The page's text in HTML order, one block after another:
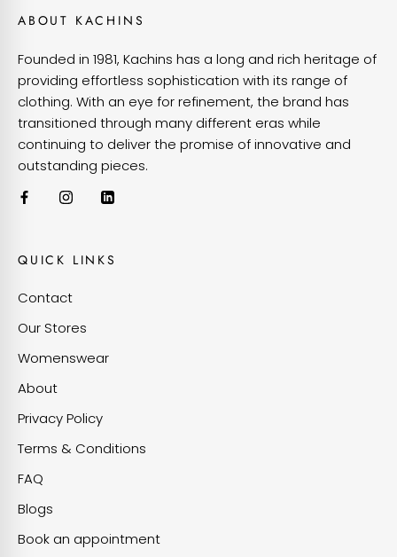
ABOUT KACHINS
Founded in 1981, Kachins has a long and rich heritage of
providing effortless sophistication with its range of
clothing. With an eye for refinement, the brand has
transitioned through many different eras while
continuing to deliver the promise of innovative and
outstanding pieces.
QUICK LINKS
Contact
Our Stores
Womenswear
About
Privacy Policy
Terms & Conditions
FAQ
Blogs
Book an appointment